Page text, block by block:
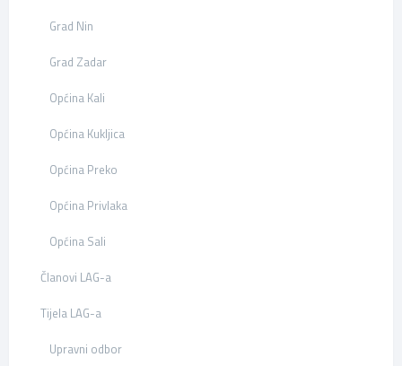
Grad Nin
Grad Zadar
Općina Kali
Općina Kukljica
Općina Preko
Općina Privlaka
Općina Sali
Članovi LAG-a
Tijela LAG-a
Upravni odbor